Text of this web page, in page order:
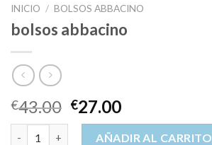
INICIO / BOLSOS ABBACINO
bolsos abbacino
€43.00 €27.00
bolsos abbacino cantidadAÑADIR AL CARRITO